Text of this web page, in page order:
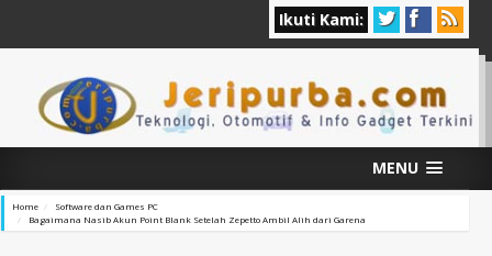
Ikuti Kami:
MENU
Home
Software dan Games PC
Bagaimana Nasib Akun Point Blank Setelah Zepetto Ambil Alih dari Garena